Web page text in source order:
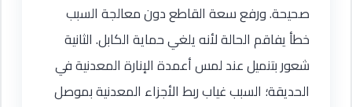
صحيحة. ورفع سعة القاطع دون معالجة السبب
خطأ يفاقم الحالة لأنه يلغي حماية الكابل. الثانية
شعور بتنميل عند لمس أعمدة الإنارة المعدنية في
الحديقة؛ السبب غياب ربط الأجزاء المعدنية بموصل